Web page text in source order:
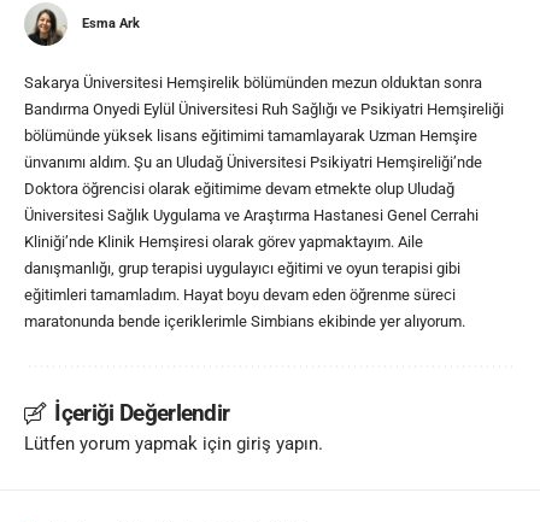
Esma Ark
Sakarya Üniversitesi Hemşirelik bölümünden mezun olduktan sonra
Bandırma Onyedi Eylül Üniversitesi Ruh Sağlığı ve Psikiyatri Hemşireliği
bölümünde yüksek lisans eğitimimi tamamlayarak Uzman Hemşire
ünvanımı aldım. Şu an Uludağ Üniversitesi Psikiyatri Hemşireliği’nde
Doktora öğrencisi olarak eğitimime devam etmekte olup Uludağ
Üniversitesi Sağlık Uygulama ve Araştırma Hastanesi Genel Cerrahi
Kliniği’nde Klinik Hemşiresi olarak görev yapmaktayım. Aile
danışmanlığı, grup terapisi uygulayıcı eğitimi ve oyun terapisi gibi
eğitimleri tamamladım. Hayat boyu devam eden öğrenme süreci
maratonunda bende içeriklerimle Simbians ekibinde yer alıyorum.
İçeriği Değerlendir
Lütfen yorum yapmak için giriş yapın.